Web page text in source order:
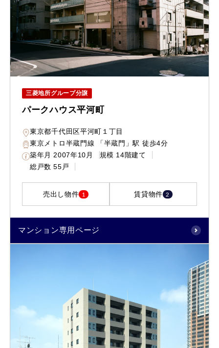
三菱地所グループ分譲
パークハウス平河町
東京都千代田区平河町１丁目
東京メトロ半蔵門線 「半蔵門」駅 徒歩4分
築年月 2007年10月 規模 14階建て
総戸数 55戸
売出し物件 1 賃貸物件 2
マンション専用ページ